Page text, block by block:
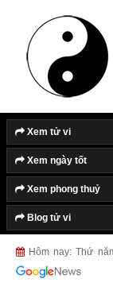
Xem tử vi
Xem ngày tốt
Xem phong thuỷ
Blog tử vi
Hôm nay: Thứ